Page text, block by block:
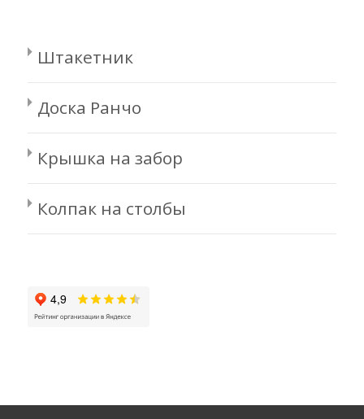
Штакетник
Доска Ранчо
Крышка на забор
Колпак на столбы